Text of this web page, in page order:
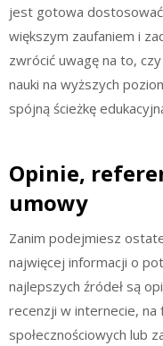
jest gotowa
większym zaufaniem i
zwrócić uwagę na to,
nauki na wyższych
spójną ścieżkę
Opinie,
umowy
Zanim podejmiesz
najwięcej informacji o
najlepszych źródeł są
recenzji w internecie, na
społecznościowych lub